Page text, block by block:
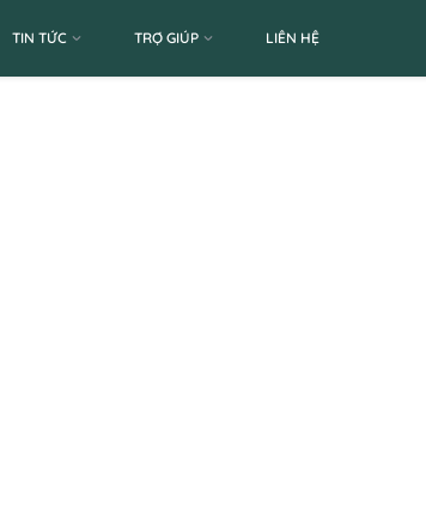
TIN TỨC TRỢ GIÚP LIÊN HỆ